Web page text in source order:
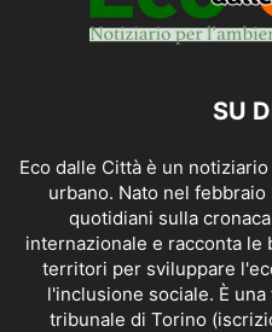
SU
Eco dalle Città è un
urbano. Nato nel
quotidiani sulla
internazionale e racconta
territori per sviluppare
l'inclusione sociale. È
tribunale di Torino